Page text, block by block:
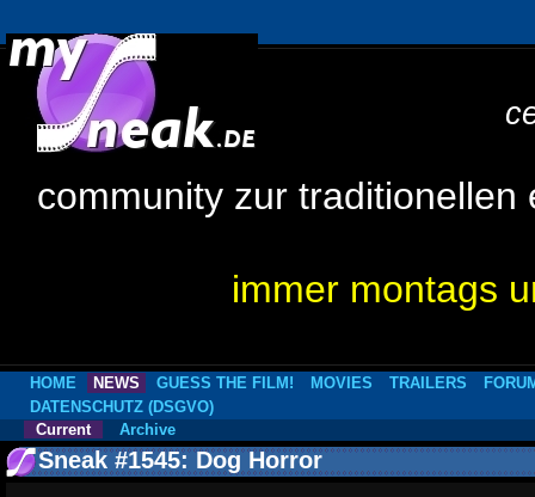
community zur
immer montags
HOME NEWS GUESS THE FILM! MOVIES TRAILERS
DATENSCHUTZ (DSGVO)
Current
Archive
Sneak #1545: Dog Horror